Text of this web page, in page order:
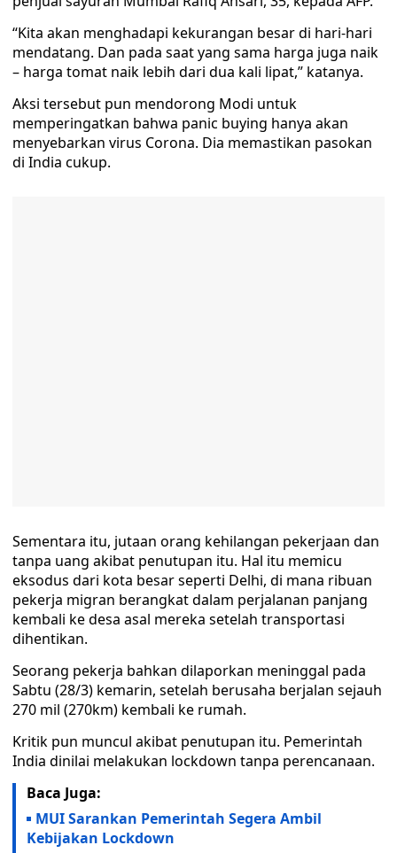
“Kita akan menghadapi kekurangan besar di hari-hari
mendatang. Dan pada saat yang sama harga juga naik
– harga tomat naik lebih dari dua kali lipat,” katanya.
Aksi tersebut pun mendorong Modi untuk
memperingatkan bahwa panic buying hanya akan
menyebarkan virus Corona. Dia memastikan pasokan
di India cukup.
Sementara itu, jutaan orang kehilangan pekerjaan dan
tanpa uang akibat penutupan itu. Hal itu memicu
eksodus dari kota besar seperti Delhi, di mana ribuan
pekerja migran berangkat dalam perjalanan panjang
kembali ke desa asal mereka setelah transportasi
dihentikan.
Seorang pekerja bahkan dilaporkan meninggal pada
Sabtu (28/3) kemarin, setelah berusaha berjalan sejauh
270 mil (270km) kembali ke rumah.
Kritik pun muncul akibat penutupan itu. Pemerintah
India dinilai melakukan lockdown tanpa perencanaan.
Baca Juga:
MUI Sarankan Pemerintah Segera Ambil
Kebijakan Lockdown